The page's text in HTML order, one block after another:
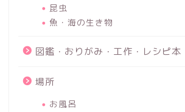
昆虫
魚・海の生き物
図鑑・おりがみ・工作・レシピ本
場所
お風呂